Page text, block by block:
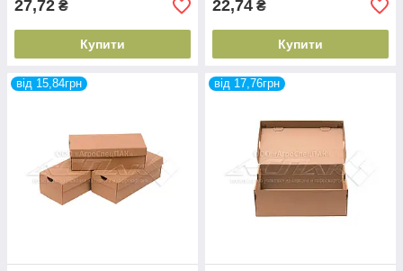
27,72 ₴
Купити
22,74 ₴
Купити
від 15,84грн від 17,76грн